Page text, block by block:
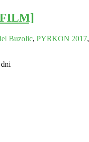
FILM]
Buzolic, PYRKON 2017,